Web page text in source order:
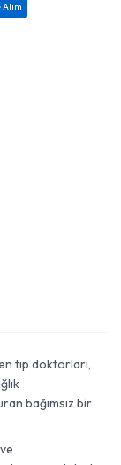
Alım
tıp doktorları,
bağımsız bir